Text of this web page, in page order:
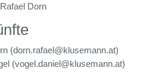
Rafael Dorn
(dorn.rafael@klusemann.at)
(vogel.daniel@klusemann.at)